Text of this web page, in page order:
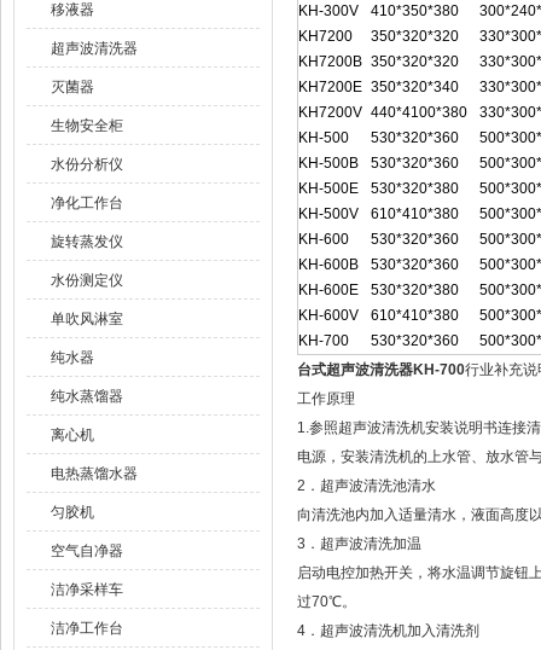
移液器
超声波清洗器
灭菌器
生物安全柜
水份分析仪
净化工作台
旋转蒸发仪
水份测定仪
单吹风淋室
纯水器
纯水蒸馏器
离心机
电热蒸馏水器
匀胶机
空气自净器
洁净采样车
洁净工作台
KH-300V
410*350*380
KH7200
350*320*320
KH7200B 350*320*320
KH7200E 350*320*340
KH7200V 440*4100*380
KH-500
530*320*360
KH-500B
530*320*360
KH-500E
530*320*380
KH-500V
610*410*380
KH-600
530*320*360
KH-600B
530*320*360
KH-600E
530*320*380
KH-600V
610*410*380
KH-700
530*320*360
台式超声波清洗器KH-700行业补充说
工作原理
1.参照超声波清洗机安装说明书连接
电源，安装清洗机的上水管、放水管
2．超声波清洗池清水
向清洗池内加入适量清水，液面高度
3．超声波清洗加温
启动电控加热开关，将水温调节旋钮
过70℃。
4．超声波清洗机加入清洗剂